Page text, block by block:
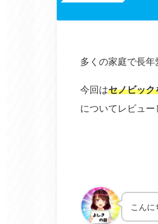
多くの家庭で長
今回はセノビック
についてレビュー
こんに